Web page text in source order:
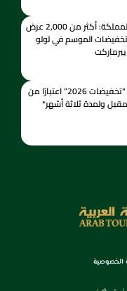
عاصفة الأسعار تجتاح المملكة: أكثر من 2,000 عرض
تخفيضات الموسم في لولو
التجارة” إطلاق موسم “تخفيضات 2026” اعتبارًا من
ولمدة ثلاثة أشهر*